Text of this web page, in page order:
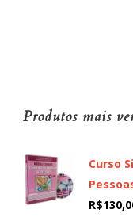
Produtos mais
Curso
R$